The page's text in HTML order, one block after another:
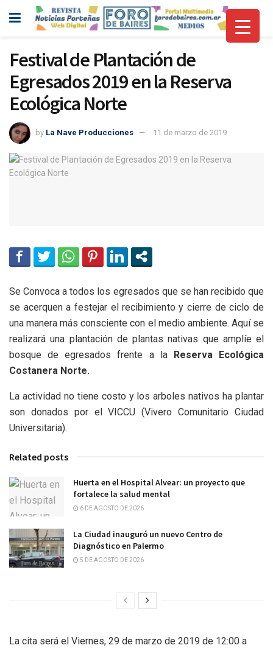
Festival de Plantación de
Egresados 2019 en la Reserva
Ecológica Norte
by La Nave Producciones 11 de marzo de 2019
Se Convoca a todos los egresados que se han recibido que
se acerquen a festejar el recibimiento y cierre de ciclo de
una manera más consciente con el medio ambiente. Aquí se
realizará una plantación de plantas nativas que amplíe el
bosque de egresados frente a la
Reserva Ecológica
Costanera Norte.
La actividad no tiene costo y los arboles nativos ha plantar
son donados por el VICCU (Vivero Comunitario Ciudad
Universitaria).
Related posts
Huerta en el Hospital Alvear: un proyecto que
fortalece la salud mental
6 DE AGOSTO DE 2026
La Ciudad inauguró un nuevo Centro de
Diagnóstico en Palermo
5 DE AGOSTO DE 2026
La cita será el Viernes, 29 de marzo de 2019 de 12:00 a